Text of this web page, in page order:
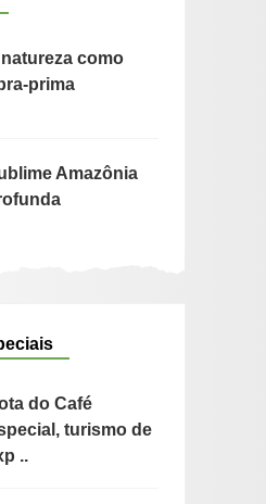
natureza como
prima
Amazônia
do Café
turismo de
..